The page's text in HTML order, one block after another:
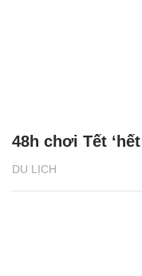
DU LỊCH
48h chơi Tết